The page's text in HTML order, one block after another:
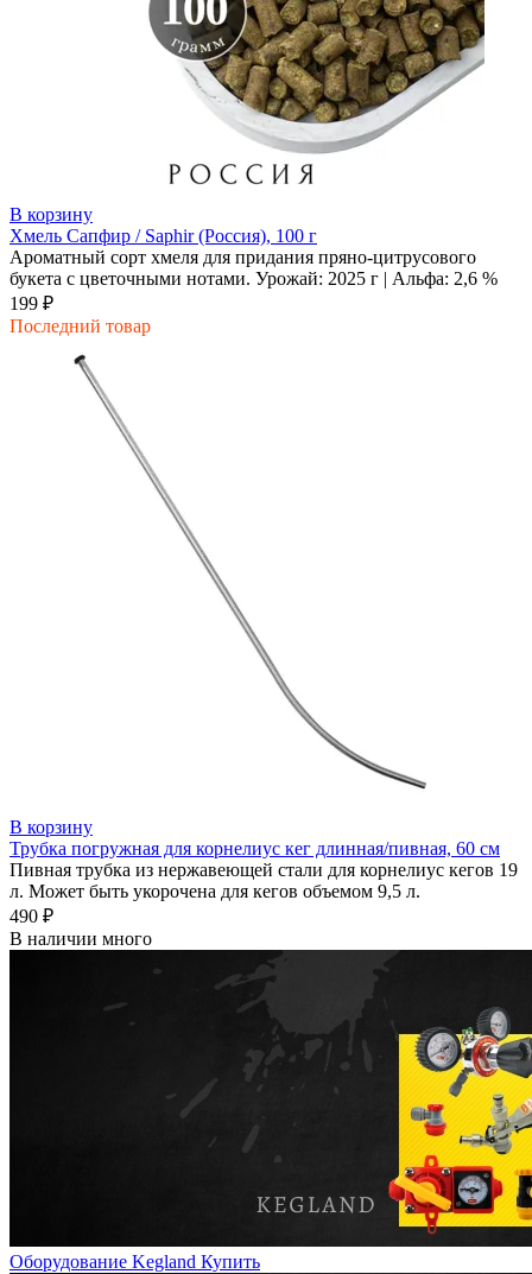
В корзину
Хмель Сапфир / Saphir (Россия), 100 г
Ароматный сорт хмеля для придания пряно-цитрусового
букета с цветочными нотами. Урожай: 2025 г | Альфа: 2,6 %
199 ₽
Последний товар
В корзину
Трубка погружная для корнелиус кег длинная/пивная, 60 см
Пивная трубка из нержавеющей стали для корнелиус кегов 19
л. Может быть укорочена для кегов объемом 9,5 л.
490 ₽
В наличии много
Оборудование Kegland Купить